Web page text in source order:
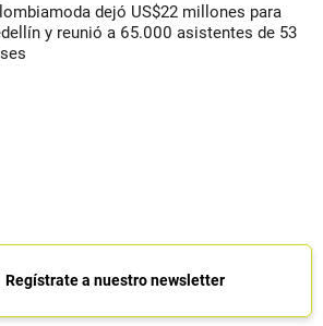
dejó US$22 millones para
y reunió a 65.000 asistentes de 53
Regístrate a nuestro newsletter